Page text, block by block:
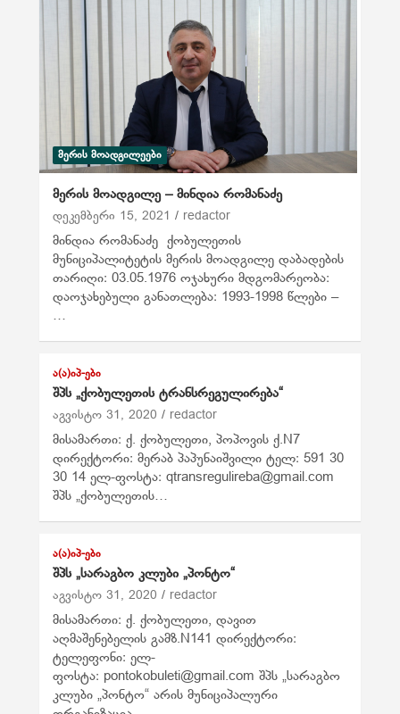
ᲛᲔᲠᲘᲡ ᲛᲝᲐᲓᲒᲘᲚᲔᲔᲑᲘ
მერის მოადგილე – მინდია რომანაძე
დეკემბერი 15, 2021 redactor
მინდია რომანაძე ქობულეთის
მუნიციპალიტეტის მერის მოადგილე დაბადების
თარიღი: 03.05.1976 ოჯახური მდგომარეობა:
დაოჯახებული განათლება: 1993-1998 წლები –
…
Ა(Ა)ᲘᲞ-ᲔᲑᲘ
შპს „ქობულეთის ტრანსრეგულირება“
აგვისტო 31, 2020 redactor
მისამართი: ქ. ქობულეთი, პოპოვის ქ.N7
დირექტორი: მერაბ პაპუნაიშვილი ტელ: 591 30
30 14 ელ-ფოსტა: qtransregulireba@gmail.com
შპს „ქობულეთის…
Ა(Ა)ᲘᲞ-ᲔᲑᲘ
შპს „სარაგბო კლუბი „პონტო“
აგვისტო 31, 2020 redactor
მისამართი: ქ. ქობულეთი, დავით
აღმაშენებელის გამზ.N141 დირექტორი:
ტელეფონი: ელ-
ფოსტა: pontokobuleti@gmail.com შპს „სარაგბო
კლუბი „პონტო“ არის მუნიციპალური